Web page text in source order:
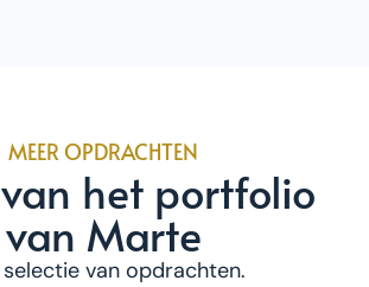
MEER OPDRACHTEN
het portfolio
van Marte
selectie van opdrachten.